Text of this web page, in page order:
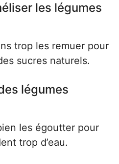
les légumes
trop les remuer pour
sucres naturels.
légumes
les égoutter pour
trop d’eau.